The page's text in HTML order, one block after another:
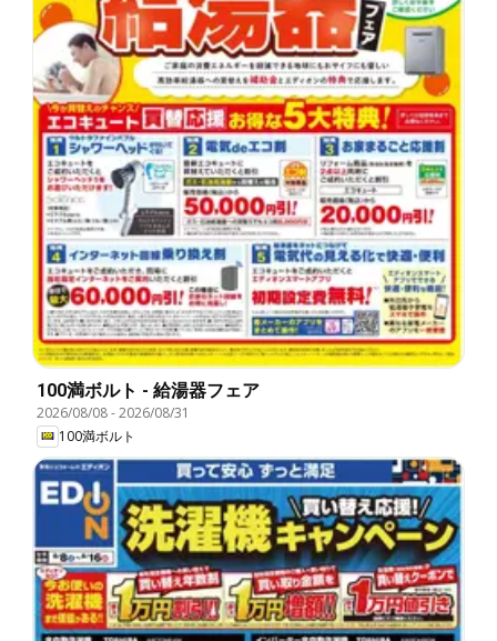
100満ボルト - 給湯器フェア
2026/08/08-2026/08/31
100満ボルト